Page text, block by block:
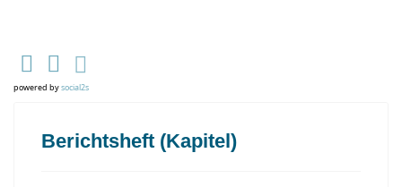
powered bysocial2s
Berichtsheft (Kapitel)